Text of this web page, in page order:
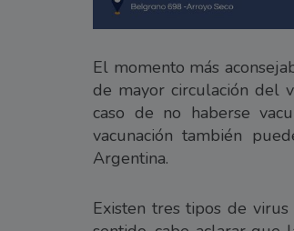
El momento más
de mayor circulación del
caso de no haberse
vacunación también
Argentina.
Existen tres tipos de